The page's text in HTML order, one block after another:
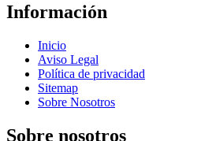
Información
Inicio
Aviso Legal
Política de privacidad
Sitemap
Sobre Nosotros
Sobre nosotros